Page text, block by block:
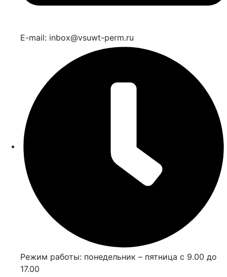
E-mail: inbox@vsuwt-perm.ru
Режим работы: понедельник – пятница с 9.00 до
17.00